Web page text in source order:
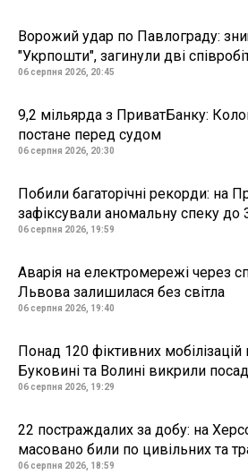
Ворожий удар по Павлограду:
"Укрпошти", загинули дві
06 серпня 2026, 20:45
9,2 мільярда з ПриватБанку:
постане перед судом
06 серпня 2026, 20:30
Побили багаторічні рекорди: на
зафіксували аномальну спеку до
06 серпня 2026, 19:59
Аварія на електромережі через
Львова залишилася без світла
06 серпня 2026, 19:40
Понад 120 фіктивних мобілізацій
Буковині та Волині викрили
06 серпня 2026, 19:29
22 постраждалих за добу: на
масовано били по цивільних та
06 серпня 2026, 18:59